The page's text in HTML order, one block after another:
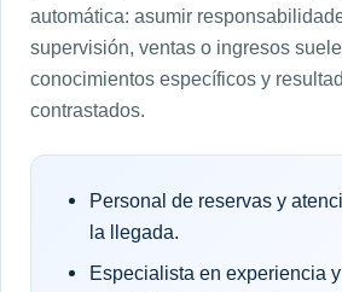
automática: asumir
supervisión, ventas o ingresos
conocimientos específicos y
contrastados.
Personal de reservas y
la llegada.
Especialista en experiencia y